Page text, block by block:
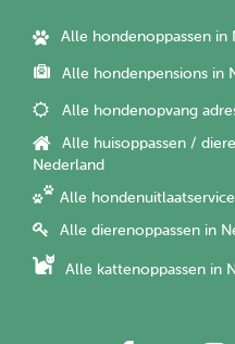
Alle hondenoppassen in
Alle hondenpensions in
Alle hondenopvang
Alle huisoppassen /
Nederland
Alle
Alle dierenoppassen in
Alle kattenoppassen in